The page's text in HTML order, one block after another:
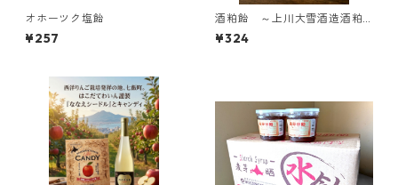
オホーツク塩飴
¥257
酒粕飴 ～上川大雪酒造酒粕
使用～
¥324